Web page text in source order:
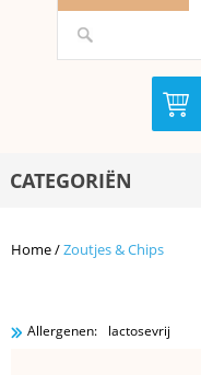
CATEGORIËN
Home/Zoutjes & Chips
Allergenen: lactosevrij